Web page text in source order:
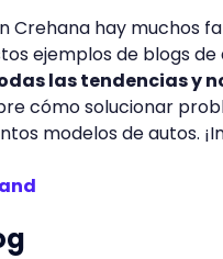
Crehana hay muchos
ejemplos de blogs
las tendencias y
cómo solucionar
modelos de autos.